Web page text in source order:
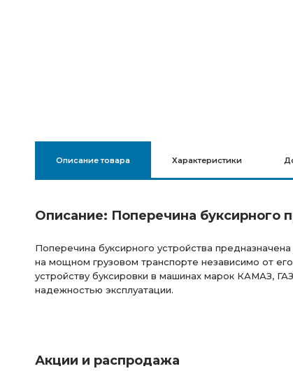
Описание товара Характеристики
Описание: Поперечина буксирного
Поперечина буксирного устройства
на мощном грузовом транспорте независимо от
устройству буксировки в машинах марок КАМАЗ,
надежностью эксплуатации.
Акции и распродажа